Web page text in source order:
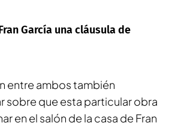
García una cláusula de
entre ambos también
sobre que esta particular obra
en el salón de la casa de Fran